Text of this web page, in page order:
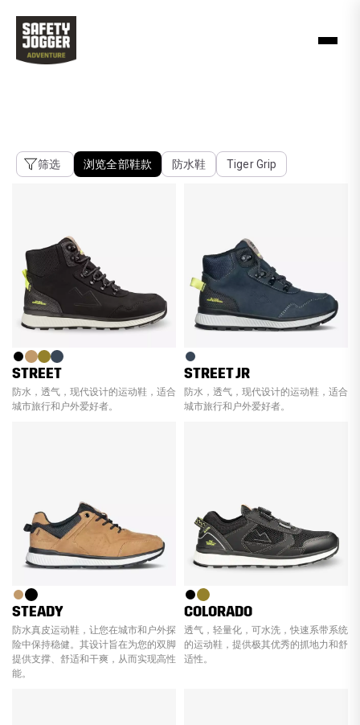
Works
SJ Lifestyle
筛选 浏览全部鞋款 防水鞋 Tiger Grip
STREET
防水，透气，现代设计的运动鞋，适合
城市旅行和户外爱好者。
STREET JR
防水，透气，现代设计的运动鞋，适合
城市旅行和户外爱好者。
STEADY
防水真皮运动鞋，让您在城市和户外探
险中保持稳健。其设计旨在为您的双脚
提供支撑、舒适和干爽，从而实现高性
能。
COLORADO
透气，轻量化，可水洗，快速系带系统
的运动鞋，提供极其优秀的抓地力和舒
适性。